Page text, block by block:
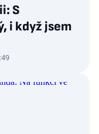
S
i když jsem